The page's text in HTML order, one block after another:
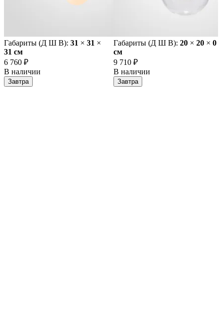
Габариты (Д Ш В): 31 × 31 ×
31 cм
6 760 ₽
В наличии
Завтра
Габариты (Д Ш В): 20 × 20 × 0
cм
9 710 ₽
В наличии
Завтра